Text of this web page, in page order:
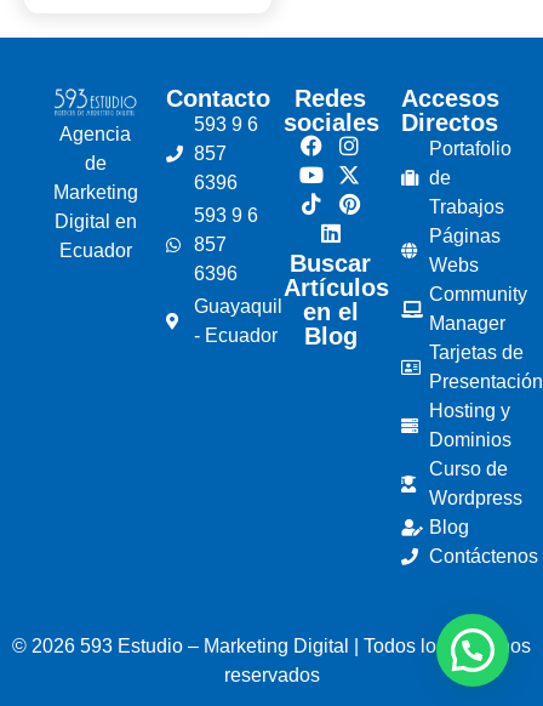
Agencia
de
Marketing
Digital en
Ecuador
Contacto
593 9 6
857
6396
593 9 6
857
6396
Guayaquil
- Ecuador
Redes
sociales
Buscar
Artículos
en el
Blog
Accesos
Directos
Portafolio
de
Trabajos
Páginas
Webs
Community
Manager
Tarjetas de
Presentación
Hosting y
Dominios
Curso de
Wordpress
Blog
Contáctenos
© 2026 593 Estudio – Marketing Digital | Todos los derechos
reservados